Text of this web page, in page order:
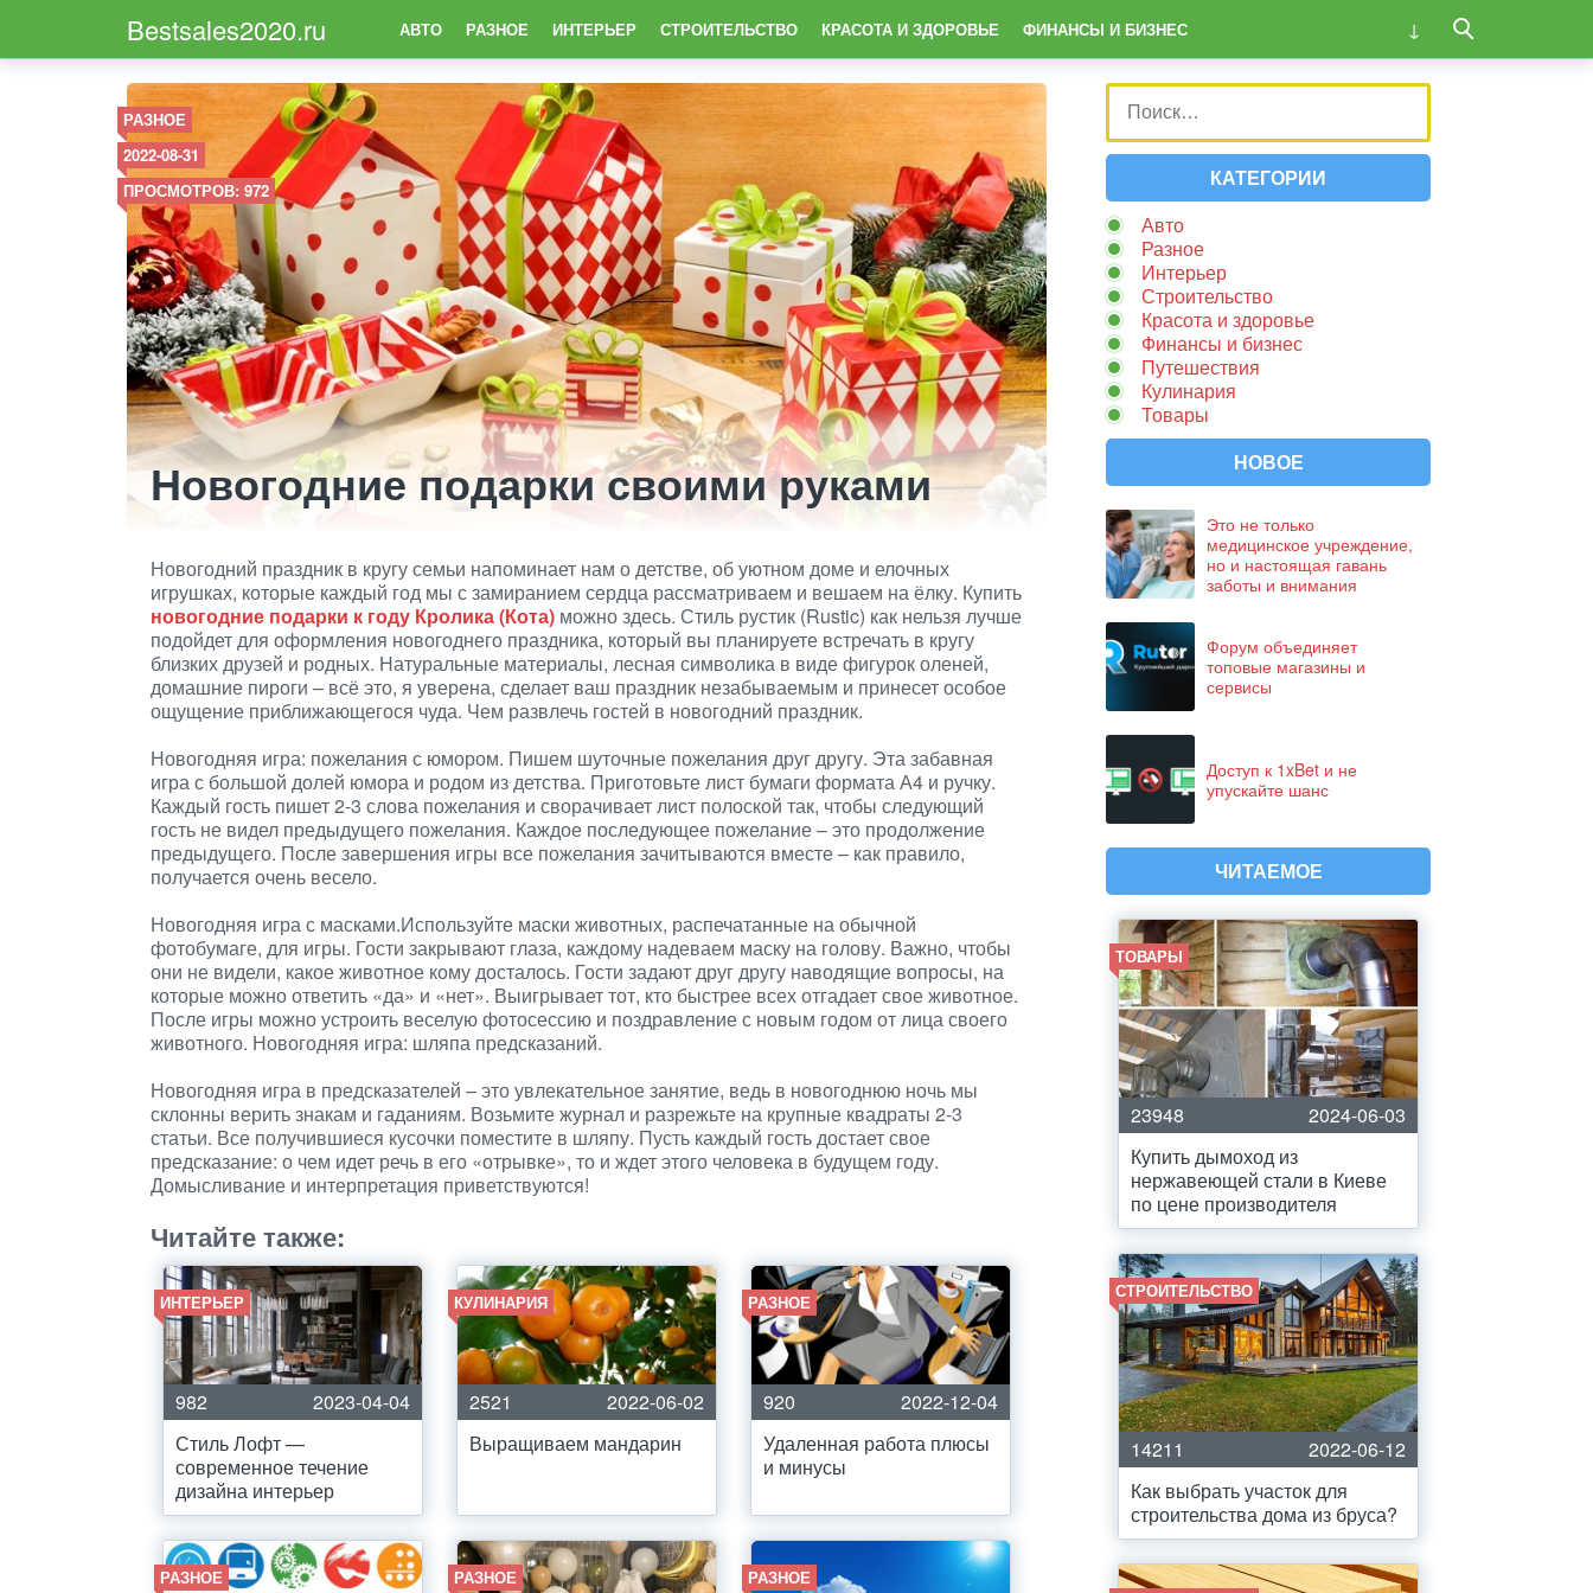
Bestsales2020.ru АВТО РАЗНОЕ ИНТЕРЬЕР СТРОИТЕЛЬСТВО КРАСОТА И ЗДОРОВЬЕ ФИНАНСЫ И БИЗНЕС
РАЗНОЕ
2022-08-31
ПРОСМОТРОВ: 972
Новогодние подарки своими руками
Новогодний праздник в кругу семьи напоминает нам о детстве, об уютном доме и елочных
игрушках, которые каждый год мы с замиранием сердца рассматриваем и вешаем на ёлку. Купить
новогодние подарки к году Кролика (Кота) можно здесь. Стиль рустик (Rustic) как нельзя лучше
подойдет для оформления новогоднего праздника, который вы планируете встречать в кругу
близких друзей и родных. Натуральные материалы, лесная символика в виде фигурок оленей,
домашние пироги – всё это, я уверена, сделает ваш праздник незабываемым и принесет особое
ощущение приближающегося чуда. Чем развлечь гостей в новогодний праздник.
Новогодняя игра: пожелания с юмором. Пишем шуточные пожелания друг другу. Эта забавная
игра с большой долей юмора и родом из детства. Приготовьте лист бумаги формата А4 и ручку.
Каждый гость пишет 2-3 слова пожелания и сворачивает лист полоской так, чтобы следующий
гость не видел предыдущего пожелания. Каждое последующее пожелание – это продолжение
предыдущего. После завершения игры все пожелания зачитываются вместе – как правило,
получается очень весело.
Новогодняя игра с масками.Используйте маски животных, распечатанные на обычной
фотобумаге, для игры. Гости закрывают глаза, каждому надеваем маску на голову. Важно, чтобы
они не видели, какое животное кому досталось. Гости задают друг другу наводящие вопросы, на
которые можно ответить «да» и «нет». Выигрывает тот, кто быстрее всех отгадает свое животное.
После игры можно устроить веселую фотосессию и поздравление с новым годом от лица своего
животного. Новогодняя игра: шляпа предсказаний.
Новогодняя игра в предсказателей – это увлекательное занятие, ведь в новогоднюю ночь мы
склонны верить знакам и гаданиям. Возьмите журнал и разрежьте на крупные квадраты 2-3
статьи. Все получившиеся кусочки поместите в шляпу. Пусть каждый гость достает свое
предсказание: о чем идет речь в его «отрывке», то и ждет этого человека в будущем году.
Домысливание и интерпретация приветствуются!
Читайте также:
ИНТЕРЬЕР
982
2023-04-04
Стиль Лофт —
современное течение
дизайна интерьер
КУЛИНАРИЯ
2521
2022-06-02
Выращиваем мандарин
РАЗНОЕ
920
2022-12-04
Удаленная работа плюсы
и минусы
РАЗНОЕ РАЗНОЕ РАЗНОЕ
КАТЕГОРИИ
Авто
Разное
Интерьер
Строительство
Красота и здоровье
Финансы и бизнес
Путешествия
Кулинария
Товары
НОВОЕ
Это не только
медицинское учреждение,
но и настоящая гавань
заботы и внимания
Форум объединяет
топовые магазины и
сервисы
Доступ к 1xBet и не
упускайте шанс
ЧИТАЕМОЕ
ТОВАРЫ
23948
2024-06-03
Купить дымоход из
нержавеющей стали в Киеве
по цене производителя
СТРОИТЕЛЬСТВО
14211
2022-06-12
Как выбрать участок для
строительства дома из бруса?